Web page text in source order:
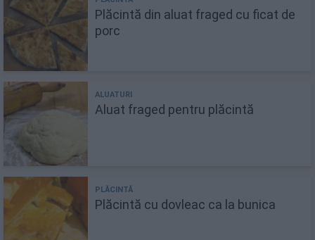
Plăcintă din aluat fraged cu ficat de
porc
Aluat fraged pentru plăcintă
Plăcintă cu dovleac ca la bunica